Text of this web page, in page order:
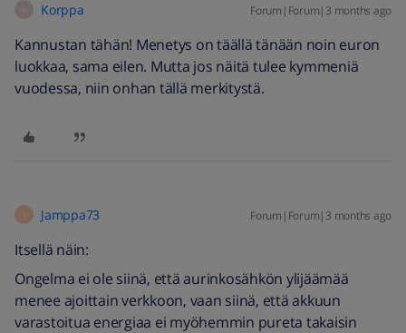
Korppa Forum|Forum|3 months ago
Kannustan tähän! Menetys on täällä tänään noin euron
luokkaa, sama eilen. Mutta jos näitä tulee kymmeniä
vuodessa, niin onhan tällä merkitystä.
Jamppa73 Forum|Forum|3 months ago
Itsellä näin:
Ongelma ei ole siinä, että aurinkosähkön ylijäämää
menee ajoittain verkkoon, vaan siinä, että akkuun
varastoitua energiaa ei myöhemmin pureta takaisin